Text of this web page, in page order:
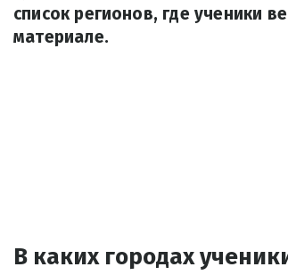
список регионов, где ученики
материале.
В каких городах